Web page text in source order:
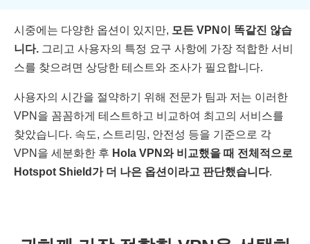
시중에는 다양한 옵션이 있지만, 모든 VPN이 똑같진 않습
니다. 그리고 사용자의 특정 요구 사항에 가장 적합한 서비
스를 찾으려면 상당한 테스트와 조사가 필요합니다.
사용자의 시간을 절약하기 위해 전문가 팀과 저는 이러한
VPN을 꼼꼼하게 테스트하고 비교하여 최고의 서비스를
찾았습니다. 속도, 스트리밍, 안전성 등을 기준으로 각
VPN을 세분화한 후 Hola VPN와 비교했을 때 전체적으로
Hotspot Shield가 더 나은 옵션이라고 판단했습니다.